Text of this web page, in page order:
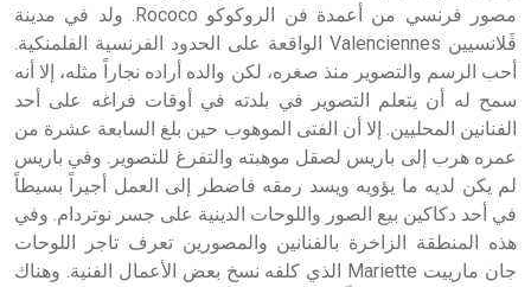
مصور فرنسي من أعمدة فن الروكوكو Rococo. ولد في مدينة
ڤَلانسيين Valenciennes الواقعة على الحدود الفرنسية الفلمنكية.
أحب الرسم والتصوير منذ صغره، لكن والده أراده نجاراً مثله، إلا أنه
سمح له أن يتعلم التصوير في بلدته في أوقات فراغه على أحد
الفنانين المحليين. إلا أن الفتى الموهوب حين بلغ السابعة عشرة من
عمره هرب إلى باريس لصقل موهبته والتفرغ للتصوير. وفي باريس
لم يكن لديه ما يؤويه ويسد رمقه فاضطر إلى العمل أجيراً بسيطاً
في أحد دكاكين بيع الصور واللوحات الدينية على جسر نوتردام. وفي
هذه المنطقة الزاخرة بالفنانين والمصورين تعرف تاجر اللوحات
جان مارييت Mariette الذي كلفه نسخ بعض الأعمال الفنية. وهناك